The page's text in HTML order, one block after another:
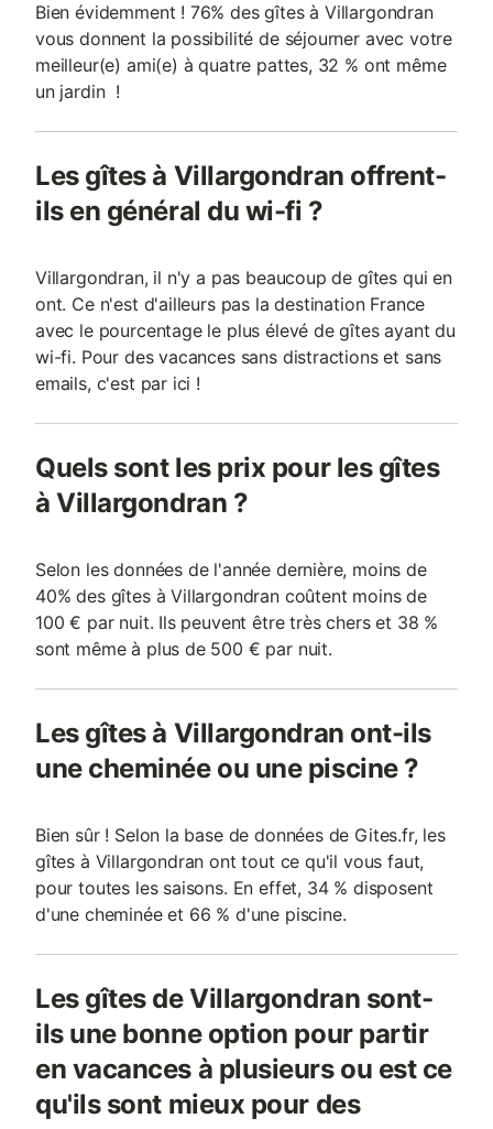
Bien évidemment ! 76% des gîtes à Villargondran
vous donnent la possibilité de séjourner avec votre
meilleur(e) ami(e) à quatre pattes, 32 % ont même
un jardin !
Les gîtes à Villargondran offrent-
ils en général du wi-fi ?
Villargondran, il n'y a pas beaucoup de gîtes qui en
ont. Ce n'est d'ailleurs pas la destination France
avec le pourcentage le plus élevé de gîtes ayant du
wi-fi. Pour des vacances sans distractions et sans
emails, c'est par ici !
Quels sont les prix pour les gîtes
à Villargondran ?
Selon les données de l'année dernière, moins de
40% des gîtes à Villargondran coûtent moins de
100 € par nuit. Ils peuvent être très chers et 38 %
sont même à plus de 500 € par nuit.
Les gîtes à Villargondran ont-ils
une cheminée ou une piscine ?
Bien sûr ! Selon la base de données de Gites.fr, les
gîtes à Villargondran ont tout ce qu'il vous faut,
pour toutes les saisons. En effet, 34 % disposent
d'une cheminée et 66 % d'une piscine.
Les gîtes de Villargondran sont-
ils une bonne option pour partir
en vacances à plusieurs ou est ce
qu'ils sont mieux pour des